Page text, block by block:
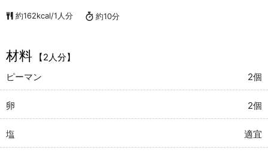
約162kcal/1人分 約10分
材料
【2人分】
ピーマン
2個
卵 2個
塩 適宜